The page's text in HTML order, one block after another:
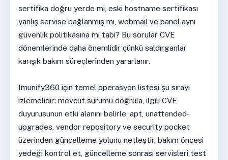
sertifika doğru yerde mi, eski hostname sertifikası
yanlış servise bağlanmış mı, webmail ve panel aynı
güvenlik politikasına mı tabi? Bu sorular CVE
dönemlerinde daha önemlidir çünkü saldırganlar
karışık bakım süreçlerinden yararlanır.
Imunify360 için temel operasyon listesi şu sırayı
izlemelidir: mevcut sürümü doğrula, ilgili CVE
duyurusunun etki alanını belirle, apt, unattended-
upgrades, vendor repository ve security pocket
üzerinden güncelleme yolunu netleştir, bakım öncesi
yedeği kontrol et, güncelleme sonrası servisleri test